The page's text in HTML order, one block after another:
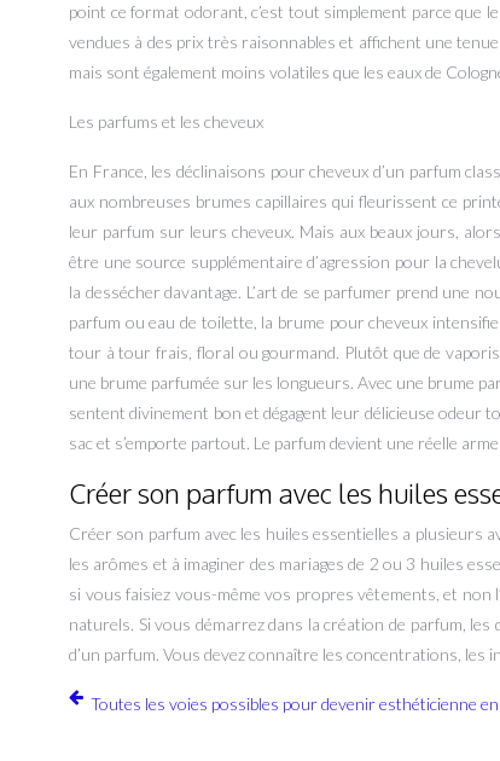
point ce format odorant, c’est tout simplement parce que
vendues à des prix très raisonnables et affichent une
mais sont également moins volatiles que les eaux de
Les parfums et les cheveux
En France, les déclinaisons pour cheveux d’un parfum
aux nombreuses brumes capillaires qui fleurissent ce
leur parfum sur leurs cheveux. Mais aux beaux jours,
être une source supplémentaire d’agression pour la
la dessécher davantage. L’art de se parfumer prend une
parfum ou eau de toilette, la brume pour cheveux
tour à tour frais, floral ou gourmand. Plutôt que de
une brume parfumée sur les longueurs. Avec une brume
sentent divinement bon et dégagent leur délicieuse odeur
sac et s’emporte partout. Le parfum devient une réelle
Créer son parfum avec les huiles
Créer son parfum avec les huiles essentielles a plusieurs
les arômes et à imaginer des mariages de 2 ou 3 huiles
si vous faisiez vous-même vos propres vêtements, et non
naturels. Si vous démarrez dans la création de parfum,
d’un parfum. Vous devez connaître les concentrations, les
Toutes les voies possibles pour devenir esthéticienne